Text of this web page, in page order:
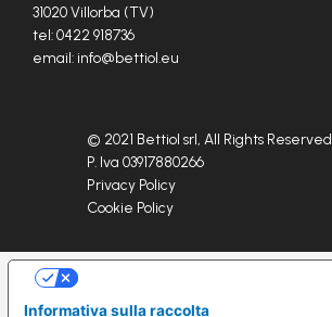
31020 Villorba (TV)
tel:0422 918736
email:info@bettiol.eu
© 2021 Bettiol srl, All Rights Reserved
P. Iva 03917880266
Privacy Policy
Cookie Policy
Informativa sulla raccolta